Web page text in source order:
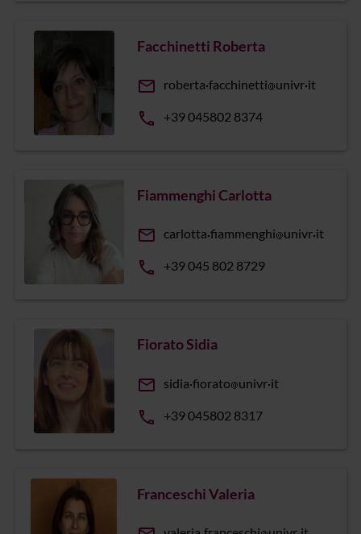
Facchinetti Roberta
email roberta facchinetti univr it
phone +39 045802 8374
Fiammenghi Carlotta
email carlotta fiammenghi univr it
phone +39 045 802 8729
Fiorato Sidia
email sidia fiorato univr it
phone +39 045802 8317
Franceschi Valeria